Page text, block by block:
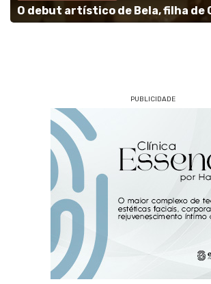
O debut artístico de Bela, filha de
PUBLICIDADE